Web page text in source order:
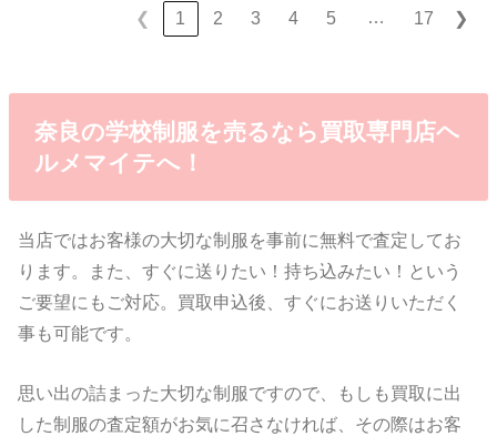
❮ 1 2 3 4 5 … 17 ❯
奈良の学校制服を売るなら買取専門店ヘ
ルメマイテへ！
当店ではお客様の大切な制服を事前に無料で査定してお
ります。また、すぐに送りたい！持ち込みたい！という
ご要望にもご対応。買取申込後、すぐにお送りいただく
事も可能です。
思い出の詰まった大切な制服ですので、もしも買取に出
した制服の査定額がお気に召さなければ、その際はお客